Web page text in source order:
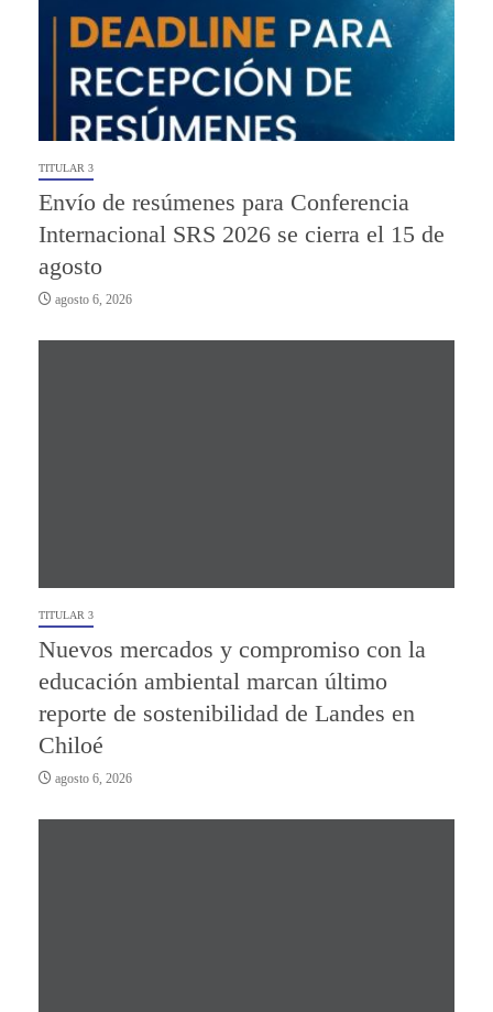
TITULAR 3
Envío de resúmenes para Conferencia
Internacional SRS 2026 se cierra el 15 de
agosto
agosto 6, 2026
TITULAR 3
Nuevos mercados y compromiso con la
educación ambiental marcan último
reporte de sostenibilidad de Landes en
Chiloé
agosto 6, 2026